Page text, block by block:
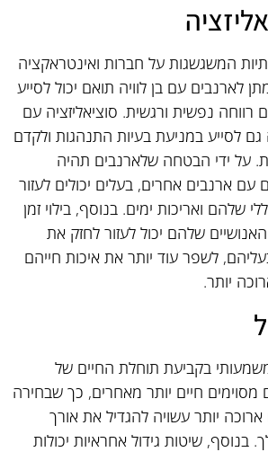
המשגשגות על חברות ואינטראקציה
לארנבים עם בן לוויה תואם יכול לסייע
רווחה נפשית ורגשית. סוציאליזציה עם
גם לסייע במניעת בעיות התנהגות ולקדם
על ידי הבטחה שלארנבים תהיה
עם ארנבים אחרים, בעלים יכולים לעזור
שלהם ואריכות ימים. בנוסף, בילוי זמן
שלהם יכול לעזור לחזק את
לשפר עוד יותר את איכות חייהם
יותר.
בקביעת תוחלת החיים של
מסוימים חיים יותר מאחרים, כך שבחירה
יותר עשויה להגדיל את אורך
שיטות גידול אחראיות יכולות